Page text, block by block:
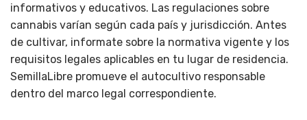
informativos y educativos. Las regulaciones sobre
cannabis varían según cada país y jurisdicción. Antes
de cultivar, informate sobre la normativa vigente y los
requisitos legales aplicables en tu lugar de residencia.
SemillaLibre promueve el autocultivo responsable
dentro del marco legal correspondiente.